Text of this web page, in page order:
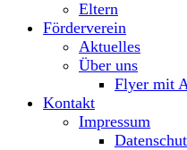
Eltern
Förderverein
Aktuelles
Über uns
Flyer mit
Kontakt
Impressum